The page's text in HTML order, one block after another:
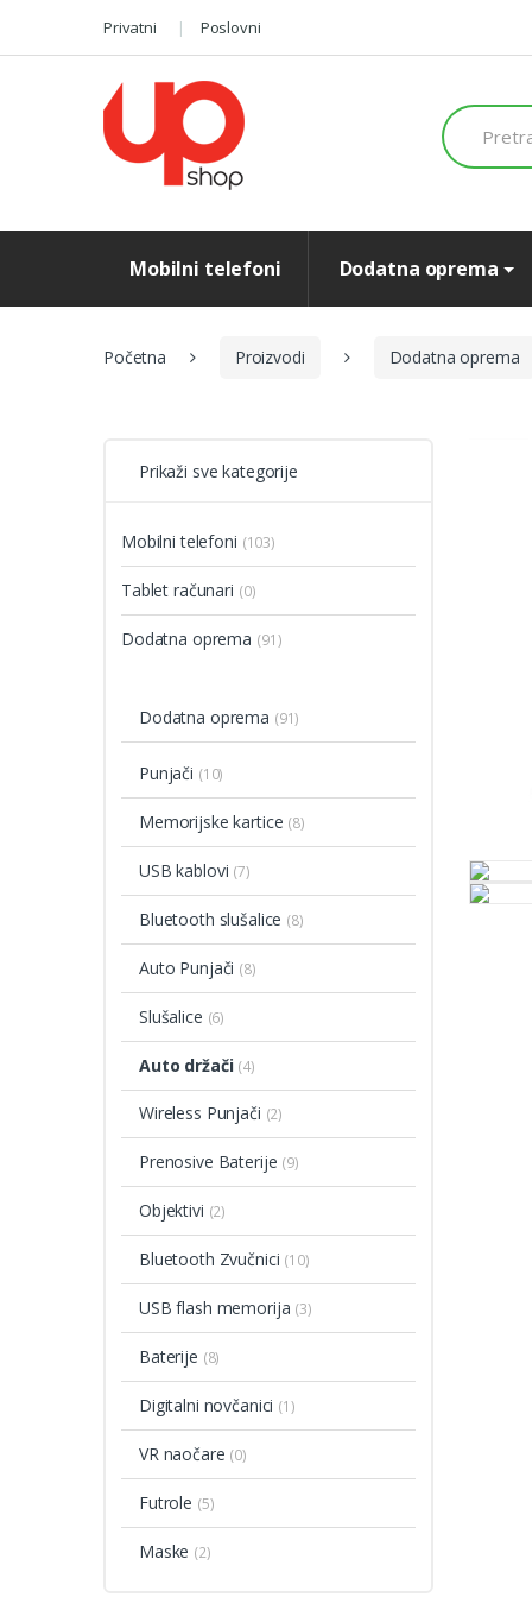
Privatni Poslovni
Search
for:
Mobilni telefoni Dodatna oprema
Početna Proizvodi Dodatna oprema
Prikaži sve kategorije
Mobilni telefoni (103)
Tablet računari (0)
Dodatna oprema (91)
Dodatna oprema (91)
Punjači (10)
Memorijske kartice (8)
USB kablovi (7)
Bluetooth slušalice (8)
Auto Punjači (8)
Slušalice (6)
Auto držači (4)
Wireless Punjači (2)
Prenosive Baterije (9)
Objektivi (2)
Bluetooth Zvučnici (10)
USB flash memorija (3)
Baterije (8)
Digitalni novčanici (1)
VR naočare (0)
Futrole (5)
Maske (2)